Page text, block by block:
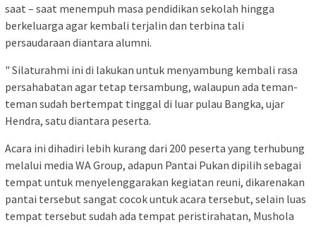
saat – saat menempuh masa pendidikan sekolah hingga
berkeluarga agar kembali terjalin dan terbina tali
persaudaraan diantara alumni.
" Silaturahmi ini di lakukan untuk menyambung kembali rasa
persahabatan agar tetap tersambung, walaupun ada teman-
teman sudah bertempat tinggal di luar pulau Bangka, ujar
Hendra, satu diantara peserta.
Acara ini dihadiri lebih kurang dari 200 peserta yang terhubung
melalui media WA Group, adapun Pantai Pukan dipilih sebagai
tempat untuk menyelenggarakan kegiatan reuni, dikarenakan
pantai tersebut sangat cocok untuk acara tersebut, selain luas
tempat tersebut sudah ada tempat peristirahatan, Mushola